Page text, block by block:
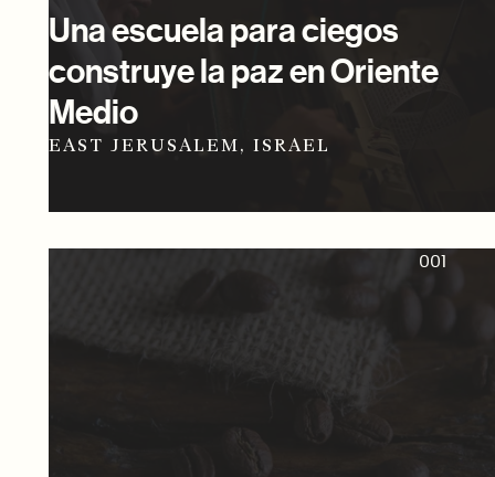
Una escuela para ciegos
construye la paz en Oriente
Medio
EAST JERUSALEM, ISRAEL
001